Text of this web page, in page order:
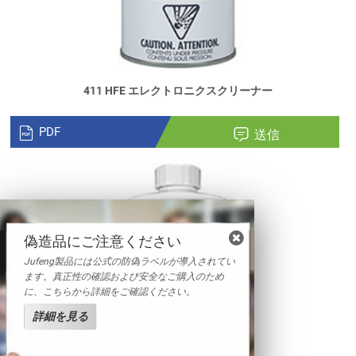
411 HFE エレクトロニクスクリーナー
PDF 送信
偽造品にご注意ください
Jufeng製品には公式の防偽ラベルが導入されてい
ます。真正性の確認および安全なご購入のため
に、こちらから詳細をご確認ください。
詳細を見る